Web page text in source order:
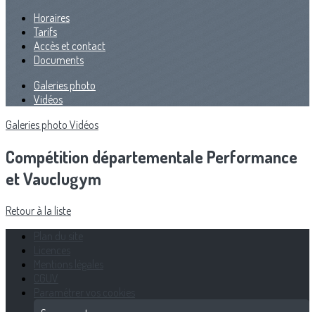
Horaires
Tarifs
Accès et contact
Documents
Galeries photo
Vidéos
Galeries photo Vidéos
Compétition départementale Performance
et Vauclugym
Retour à la liste